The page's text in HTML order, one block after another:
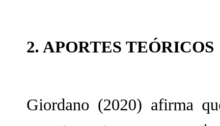
2. APORTES TEÓRICOS
Giordano (2020) afirma